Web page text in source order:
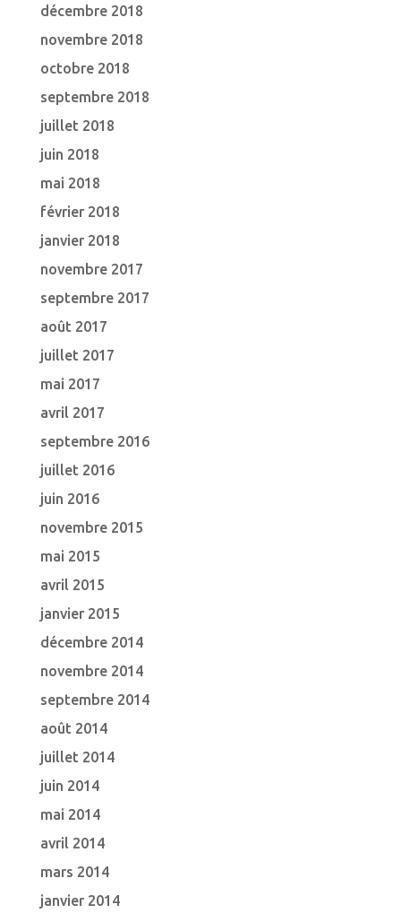
décembre 2018
novembre 2018
octobre 2018
septembre 2018
juillet 2018
juin 2018
mai 2018
février 2018
janvier 2018
novembre 2017
septembre 2017
août 2017
juillet 2017
mai 2017
avril 2017
septembre 2016
juillet 2016
juin 2016
novembre 2015
mai 2015
avril 2015
janvier 2015
décembre 2014
novembre 2014
septembre 2014
août 2014
juillet 2014
juin 2014
mai 2014
avril 2014
mars 2014
janvier 2014